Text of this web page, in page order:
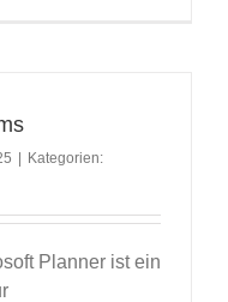
Kategorien:
Planner ist ein